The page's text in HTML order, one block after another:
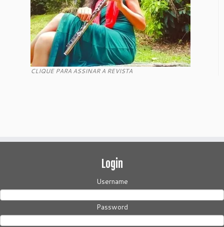
CLIQUE PARA ASSINAR A REVISTA
Login
Username
Password